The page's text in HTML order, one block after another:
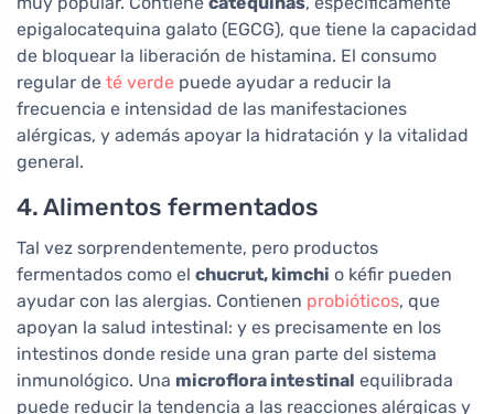
epigalocatequina galato (EGCG), que tiene la capacidad
de bloquear la liberación de histamina. El consumo
regular de té verde puede ayudar a reducir la
frecuencia e intensidad de las manifestaciones
alérgicas, y además apoyar la hidratación y la vitalidad
general.
4. Alimentos fermentados
Tal vez sorprendentemente, pero productos
fermentados como el chucrut, kimchi o kéfir pueden
ayudar con las alergias. Contienen probióticos, que
apoyan la salud intestinal: y es precisamente en los
intestinos donde reside una gran parte del sistema
inmunológico. Una microflora intestinal equilibrada
puede reducir la tendencia a las reacciones alérgicas y